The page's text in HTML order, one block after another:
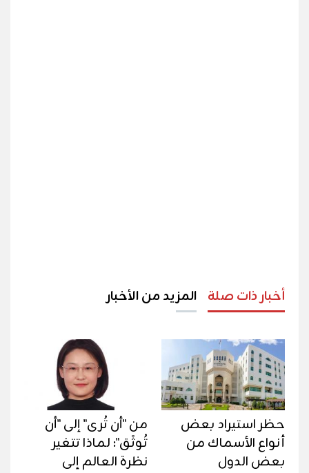
أخبار ذات صلة المزيد من الأخبار
حظر استيراد بعض
أنواع الأسماك من
بعض الدول
من "أن تُرى" إلى "أن
تُوثَق": لماذا تتغير
نظرة العالم إلى